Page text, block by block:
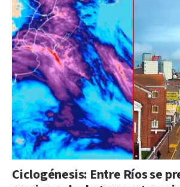
Ciclogénesis: Entre Ríos se